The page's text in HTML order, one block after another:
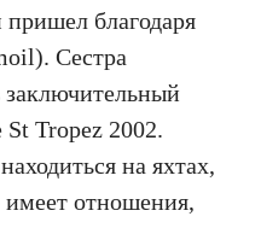
благодаря
Сестра
заключительный
St Tropez 2002.
на яхтах,
отношения,